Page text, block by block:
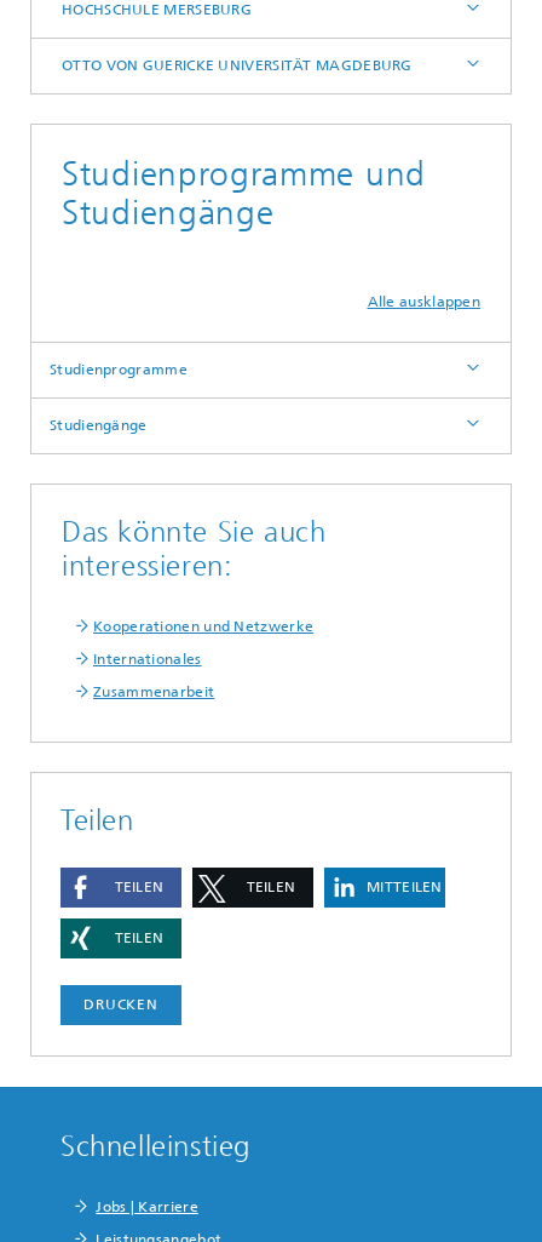
HOCHSCHULE MERSEBURG
OTTO VON GUERICKE UNIVERSITÄT MAGDEBURG
Studienprogramme und
Studiengänge
Alle ausklappen
Studienprogramme
Studiengänge
Das könnte Sie auch
interessieren:
Kooperationen und Netzwerke
Internationales
Zusammenarbeit
Teilen
TEILEN TEILEN MITTEILEN
TEILEN
DRUCKEN
Schnelleinstieg
Jobs | Karriere